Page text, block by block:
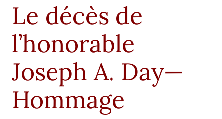
Le décès de
l’honorable
Joseph A. Day—
Hommage